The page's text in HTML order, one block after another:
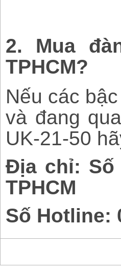
2. Mua
TPHCM?
Nếu các
và đang
UK-21-50
Địa chỉ: Số
TPHCM
Số Hotline: